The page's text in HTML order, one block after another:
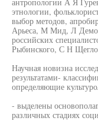
этнологии,
выбор методов,
Арьеса, М Мид, Л
российских
Рыбинского, С Н
Научная новизна
результатами-
определяющие
- выделены
различных стадиях